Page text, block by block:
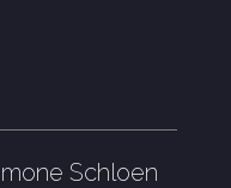
Schloen